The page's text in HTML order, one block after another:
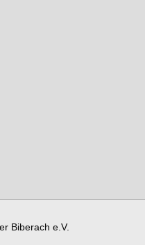
Biberach e.V.